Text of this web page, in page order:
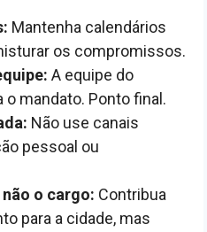
Mantenha calendários
os compromissos.
A equipe do
o mandato. Ponto final.
Não use canais
pessoal ou
o cargo: Contribua
para a cidade, mas